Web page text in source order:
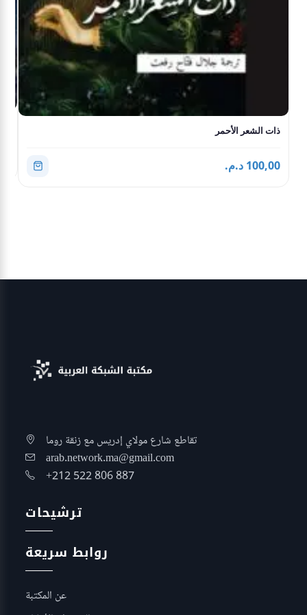
ذات الشعر الأحمر
100,00 د.م.
تقاطع شارع مولاي إدريس مع زنقة روما
arab.network.ma@gmail.com
+212 522 806 887
ترشيحات
روابط سريعة
عن المكتبة